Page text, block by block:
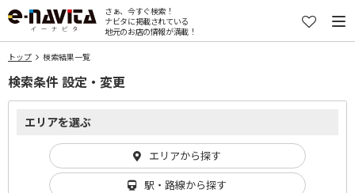
さぁ、今すぐ検索！
ナビタに掲載されている
地元のお店の情報が満載！
トップ 検索結果一覧
検索条件 設定・変更
エリアを選ぶ
エリアから探す
駅・路線から探す